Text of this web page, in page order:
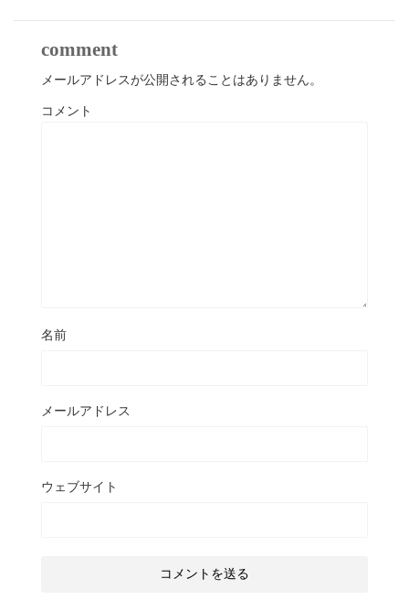
comment
メールアドレスが公開されることはありません。
コメント
名前
メールアドレス
ウェブサイト